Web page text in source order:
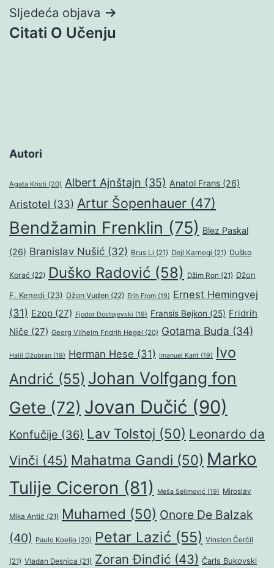
Sljedeća objava
Citati O Učenju
Autori
Agata Kristi (20) Albert Ajnštajn (35) Anatol Frans (26)
Aristotel (33) Artur Šopenhauer (47)
Bendžamin Frenklin (75) Blez Paskal
(26) Branislav Nušić (32) Brus Li (21) Dejl Karnegi (21) Duško
Korać (22) Duško Radović (58) Džim Ron (21) Džon
F. Kenedi (23) Džon Vuden (22) Erih From (19) Ernest Hemingvej
(31) Ezop (27) Fjodor Dostojevski (19) Fransis Bejkon (25) Fridrih
Niče (27) Georg Vilhelm Fridrih Hegel (20) Gotama Buda (34)
Halil Džubran (19) Herman Hese (31) Imanuel Kant (19)
Ivo
Andrić (55) Johan Volfgang fon
Gete (72) Jovan Dučić (90)
Konfučije (36) Lav Tolstoj (50) Leonardo da
Vinči (45) Mahatma Gandi (50) Marko
Tulije Ciceron (81) Meša Selimović (19) Miroslav
Mika Antić (21) Muhamed (50) Onore De Balzak
(40) Paulo Koeljo (20) Petar Lazić (55) Vinston Čerčil
(21) Vladan Desnica (21) Zoran Đinđić (43) Čarls Bukovski